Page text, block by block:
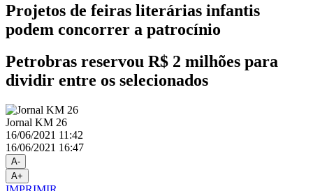
Projetos de feiras literárias infantis
podem concorrer a patrocínio
Petrobras reservou R$ 2 milhões para
dividir entre os selecionados
Jornal KM 26
16/06/2021 11:42
16/06/2021 16:47
A-
A+